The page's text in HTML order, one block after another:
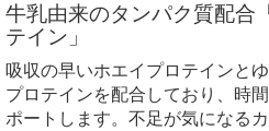
牛乳由来のタンパク質配合
テイン」
吸収の早いホエイプロテインと
プロテインを配合しており、時
ポートします。不足が気になる